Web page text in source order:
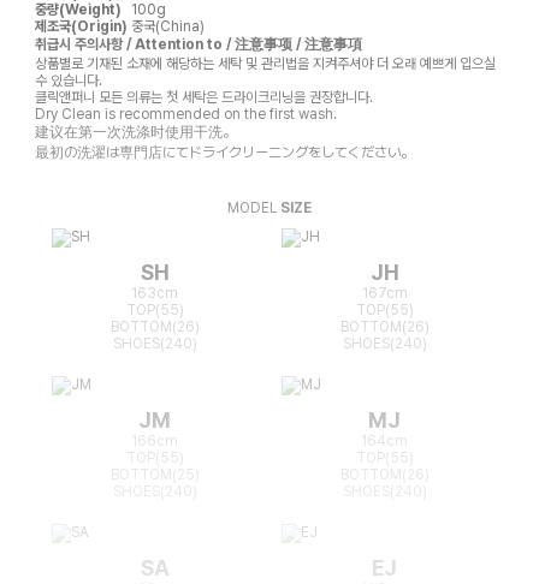
중량(Weight)
100g
제조국(Origin) 중국(China)
취급시 주의사항 / Attention to / 注意事项 / 注意事項
상품별로 기재된 소재에 해당하는 세탁 및 관리법을 지켜주셔야 더 오래 예쁘게 입으실
수 있습니다.
클릭앤퍼니 모든 의류는 첫 세탁은 드라이크리닝을 권장합니다.
Dry Clean is recommended on the first wash.
建议在第一次洗涤时使用干洗。
最初の洗濯は専門店にてドライクリーニングをしてください。
MODEL SIZE
SH
163cm
TOP(55)
BOTTOM(26)
SHOES(240)
JH
167cm
TOP(55)
BOTTOM(26)
SHOES(240)
JM
166cm
TOP(55)
BOTTOM(25)
MJ
164cm
TOP(55)
BOTTOM(26)
SA EJ